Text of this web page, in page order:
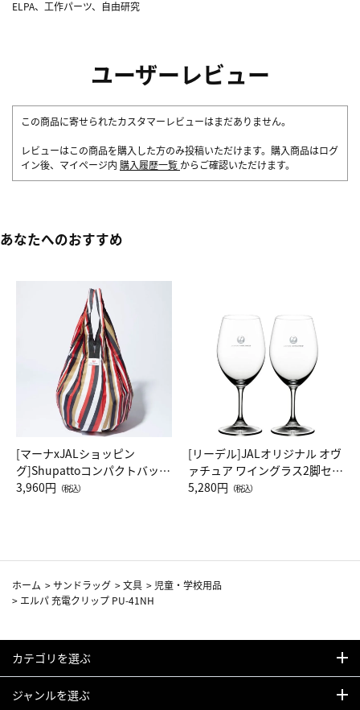
ELPA、工作パーツ、自由研究
ユーザーレビュー
この商品に寄せられたカスタマーレビューはまだありません。
レビューはこの商品を購入した方のみ投稿いただけます。購入商品はログ
イン後、マイページ内 購入履歴一覧 からご確認いただけます。
あなたへのおすすめ
[マーナxJALショッピン
グ]Shupattoコンパクトバッグ
Drop JAL客室乗務員（LC）ス
3,960円 （税込）
[リーデル]JALオリジナル オヴ
ァチュア ワイングラス2脚セッ
ト（レッドワイン）
5,280円 （税込）
ホーム >サンドラッグ >文具 > 児童・学校用品
> エルパ 充電クリップ PU-41NH
カテゴリを選ぶ
ジャンルを選ぶ